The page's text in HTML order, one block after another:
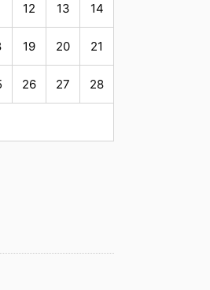
12 13 14
19 20 21
26 27 28